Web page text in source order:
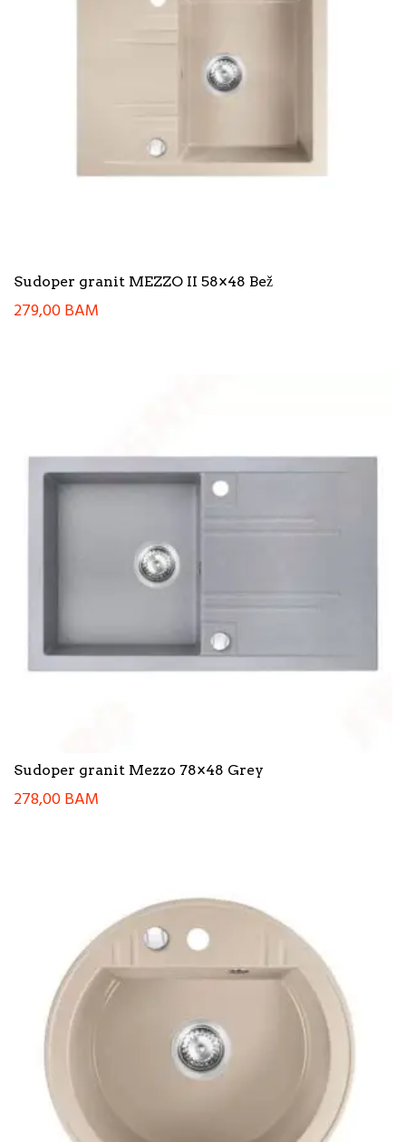
Sudoper granit MEZZO II 58×48 Bež
279,00BAM
Sudoper granit Mezzo 78×48 Grey
278,00BAM